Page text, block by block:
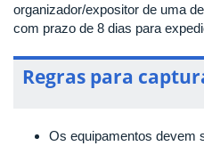
organizador/expositor de uma
com prazo de 8 dias para
Regras para
Os equipamentos devem